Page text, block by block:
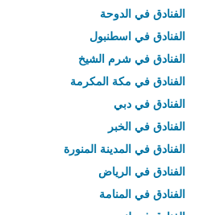
الفنادق في الدوحة
الفنادق في اسطنبول
الفنادق في شرم الشيخ
الفنادق في مكة المكرمة
الفنادق في دبي
الفنادق في الخبر
الفنادق في المدينة المنورة
الفنادق في الرياض
الفنادق في المنامة